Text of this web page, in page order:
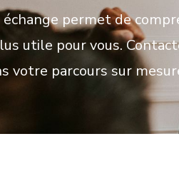
échange permet de
utile pour vous.
votre parcours sur